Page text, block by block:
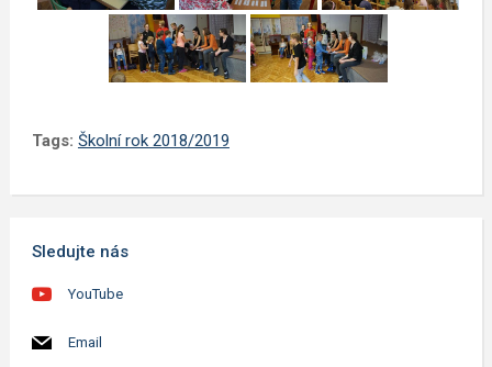
Tags: Školní rok 2018/2019
Sledujte nás
YouTube
Email